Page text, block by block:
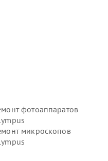
фотоаппаратов
микроскопов